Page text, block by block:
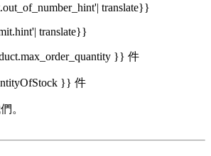
translate}}
translate}}
}} 件
}} 件
。